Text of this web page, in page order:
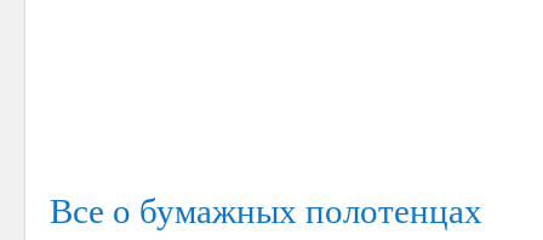
Все о бумажных полотенцах